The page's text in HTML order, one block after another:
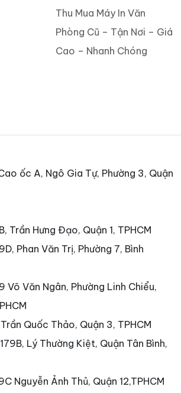
Thu Mua Máy In Văn
Phòng Cũ – Tận Nơi – Giá
Cao – Nhanh Chóng
ốc A, Ngô Gia Tự, Phường 3, Quận
Trần Hưng Đạo, Quận 1, TPHCM
Phan Văn Trị, Phường 7, Bình
Võ Văn Ngân, Phường Linh Chiểu,
Quốc Thảo, Quận 3, TPHCM
Lý Thường Kiệt, Quận Tân Bình,
Nguyễn Ảnh Thủ, Quận 12,TPHCM